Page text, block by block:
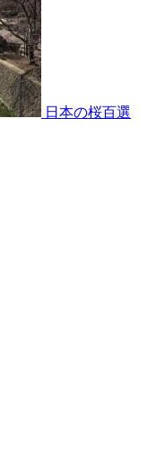
日本の桜百選